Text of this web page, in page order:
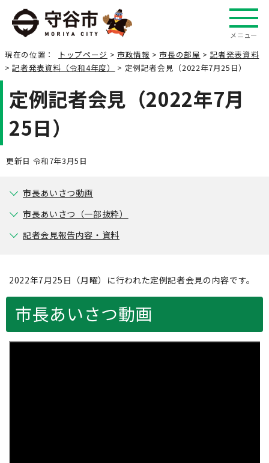
メニュー
現在の位置： トップページ > 市政情報 >市長の部屋 > 記者発表資料
>記者発表資料（令和4年度） > 定例記者会見（2022年7月25日）
定例記者会見（2022年7月
25日）
更新日 令和7年3月5日
市長あいさつ動画
市長あいさつ（一部抜粋）
記者会見報告内容・資料
2022年7月25日（月曜）に行われた定例記者会見の内容です。
市長あいさつ動画